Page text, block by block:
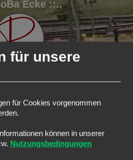
Ecke ::..
Registrieren
Suche
0 Treffer • Seite
für unsere
für Cookies vorgenommen
können in unserer
Nutzungsbedingungen